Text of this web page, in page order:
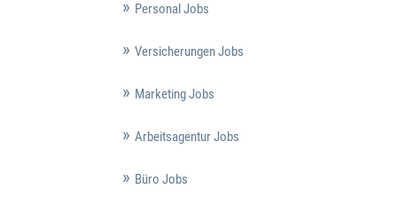
Personal Jobs
Versicherungen Jobs
Marketing Jobs
Arbeitsagentur Jobs
Büro Jobs